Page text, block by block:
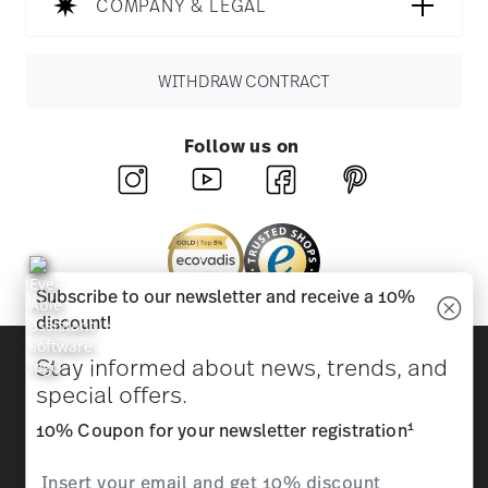
COMPANY & LEGAL
WITHDRAW CONTRACT
Follow us on
Beauty & functionality for your home
Homepage General terms and conditions
Privacy
Subscribe to our newsletter and receive a 10%
discount!
Stay informed about news, trends, and
special offers.
10% Coupon for your newsletter registration1